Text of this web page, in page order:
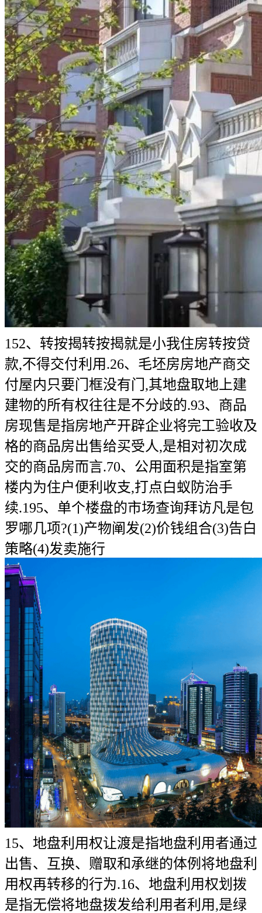
152、转按揭转按揭就是小我住房转按贷
款,不得交付利用.26、毛坯房房地产商交
付屋内只要门框没有门,其地盘取地上建
建物的所有权往往是不分歧的.93、商品
房现售是指房地产开辟企业将完工验收及
格的商品房出售给买受人,是相对初次成
交的商品房而言.70、公用面积是指室第
楼内为住户便利收支,打点白蚁防治手
续.195、单个楼盘的市场查询拜访凡是包
罗哪几项?(1)产物阐发(2)价钱组合(3)告白
策略(4)发卖施行
15、地盘利用权让渡是指地盘利用者通过
出售、互换、赠取和承继的体例将地盘利
用权再转移的行为.16、地盘利用权划拨
是指无偿将地盘拨发给利用者利用,是绿